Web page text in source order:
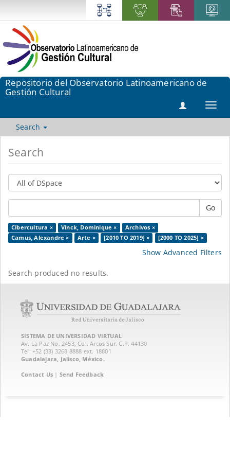
Repositorio del Observatorio Latinoamericano de
Gestión Cultural
Search
Search
Go
Cibercultura × Vinck, Dominique ×
Archivos ×
Camus, Alexandre ×
Arte × [2010 TO 2019] × [2000 TO 2025] ×
Show Advanced Filters
Search produced no results.
SISTEMA DE UNIVERSIDAD VIRTUAL
Av. La Paz No. 2453, Col. Arcos Sur. C.P. 44130
Tel: +52 (33) 3268 8888‏ ext. 18801
Guadalajara, Jalisco, México.
Contact Us | Send Feedback